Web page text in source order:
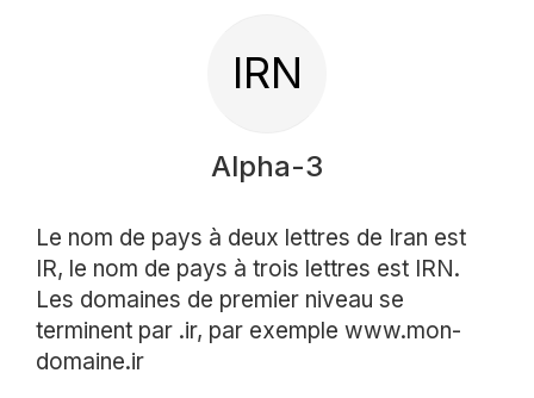
IRN
Alpha-3
Le nom de pays à deux lettres de Iran est
IR, le nom de pays à trois lettres est IRN.
Les domaines de premier niveau se
terminent par .ir, par exemple www.mon-
domaine.ir